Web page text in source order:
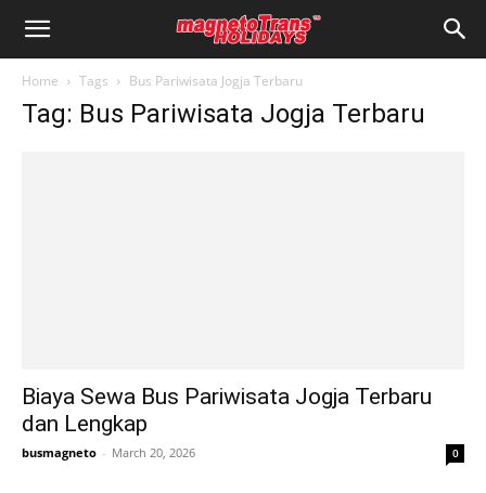
Home Tags Bus Pariwisata Jogja Terbaru
Tag: Bus Pariwisata Jogja Terbaru
Biaya Sewa Bus Pariwisata Jogja Terbaru
dan Lengkap
busmagneto - March 20, 2026 0